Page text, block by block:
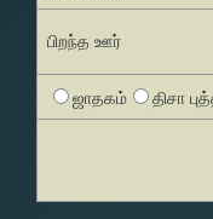
பிறந்த ஊர்
ஜாதகம் திசா